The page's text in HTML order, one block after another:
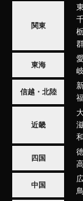
関東
東海
信越・北陸
近畿
四国
中国